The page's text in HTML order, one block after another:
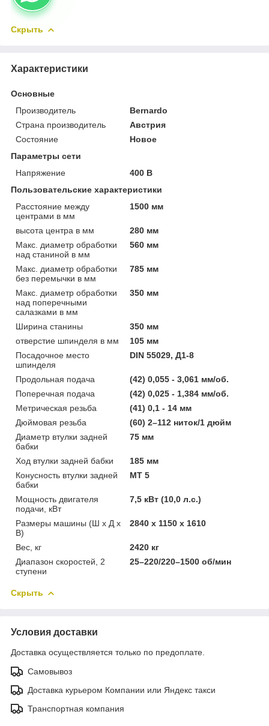
Скрыть
Характеристики
Основные
Производитель
Bernardo
Страна производитель
Австрия
Состояние
Новое
Параметры сети
Напряжение
400 В
Пользовательские характеристики
Расстояние между
центрами в мм
1500 мм
высота центра в мм
280 мм
Макс. диаметр обработки
над станиной в мм
560 мм
Макс. диаметр обработки
без перемычки в мм
785 мм
Макс. диаметр обработки
над поперечными
салазками в мм
350 мм
Ширина станины
350 мм
отверстие шпинделя в мм
105 мм
Посадочное место
шпинделя
DIN 55029, Д1-8
Продольная подача
(42) 0,055 - 3,061 мм/об.
Поперечная подача
(42) 0,025 - 1,384 мм/об.
Метрическая резьба
(41) 0,1 - 14 мм
Дюймовая резьба
(60) 2–112 ниток/1 дюйм
Диаметр втулки задней
бабки
75 мм
Ход втулки задней бабки
185 мм
Конусность втулки задней
бабки
МТ 5
Мощность двигателя
подачи, кВт
7,5 кВт (10,0 л.с.)
Размеры машины (Ш х Д х
В)
2840 x 1150 x 1610
Вес, кг
2420 кг
Диапазон скоростей, 2
ступени
25–220/220–1500 об/мин
Скрыть
Условия доставки
Доставка осуществляется только по предоплате.
Самовывоз
Доставка курьером Компании или Яндекс такси
Транспортная компания